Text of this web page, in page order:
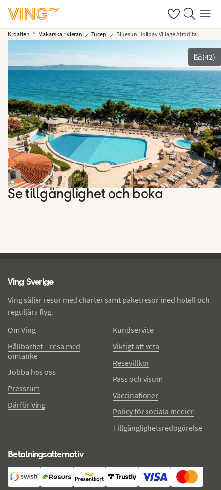
Se dinaSök på ving.se
Meny
Kroatien Makarska rivieran Tucepi Bluesun Holiday Village Afrodita
Se bilder
(42)
Se tillgänglighet och boka
Ving Sverige
Ving säljer resor med charter samt paketresor med hotell och
reguljära flyg.
Om Ving
Hållbarhet – resa med
omtanke
Jobba hos oss
Pressrum
Därför Ving
Kundservice
Viktigt att veta
Resevillkor
Pass och visum
Vaccinationer
Policy för sociala medier
Tillgänglighetsredogörelse
Betalningsalternativ